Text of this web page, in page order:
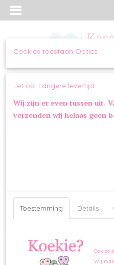
Inloggen
Home> Gastenboek
Dit is de standaard
eigen webshop! Het enige wat u
Menu opties 'Toon in menu' op
te vervangen door uw eigen tekst.
0 Reacties
Reageer
Naam
Cookies toestaan Opties
Let op: Langere levertijd
Wij zijn er even tussen uit.
verzenden wij helaas geen
Toestemming Details
Ook zo
Wij